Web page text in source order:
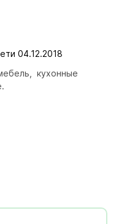
04.12.2018
кухонные